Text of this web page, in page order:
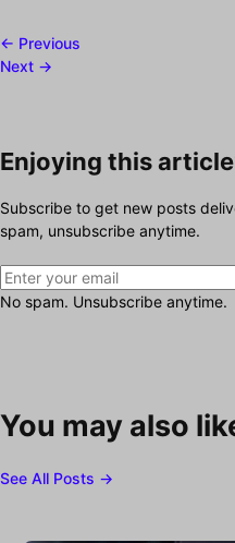
← Previous
Next →
Enjoying this
Subscribe to get new posts
spam, unsubscribe anytime.
No spam. Unsubscribe anytime.
You may also
See All Posts →